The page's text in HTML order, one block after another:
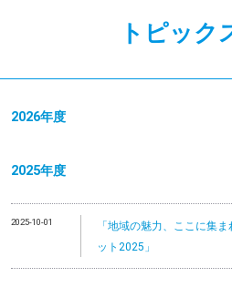
トピック
2026年度
2025年度
2025-10-01
「地域の魅力、ここに集
ット2025」